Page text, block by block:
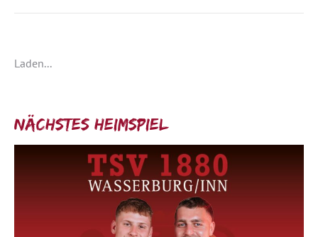
Laden...
Nächstes Heimspiel